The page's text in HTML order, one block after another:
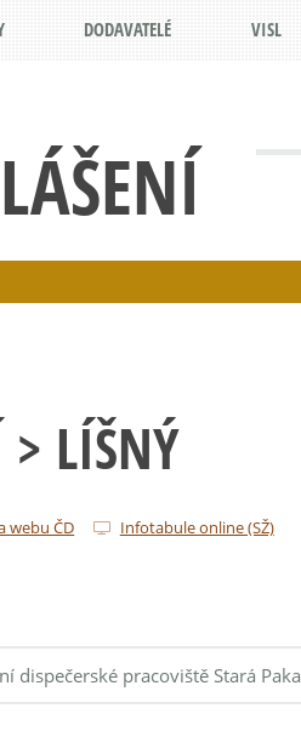
DODAVATELÉ VISL
> LÍŠNÝ
webu ČD Infotabule online (SŽ)
dispečerské pracoviště Stará Paka